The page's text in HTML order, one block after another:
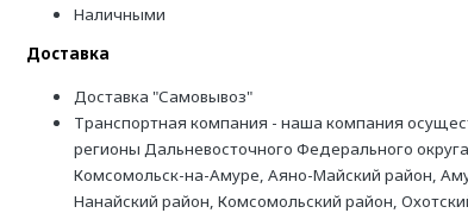
Наличными
Доставка
Доставка "Самовывоз"
Транспортная компания - наша компания
регионы Дальневосточного Федерального
Комсомольск-на-Амуре, Аяно-Майский район,
Нанайский район, Комсомольский район,